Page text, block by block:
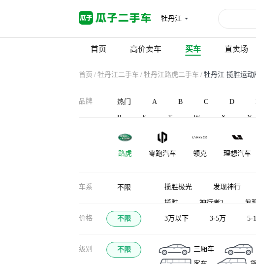
牡丹江
首页 高价卖车 买车 直卖场
首页 / 牡丹江二手车 / 牡丹江路虎二手车 / 牡丹江 揽胜运动
品牌 热门 A B C D
R S T W X Y
路虎 零跑汽车 领克 理想汽车
凌宝汽车 蓝电 莲花跑车
龙程汽车
MOTORS
车系 不限 揽胜极光 发现神行
揽胜 神行者2 发
揽胜行政（平行进口）
价格 不限 3万以下 3-5万 5-
级别 不限 三厢车